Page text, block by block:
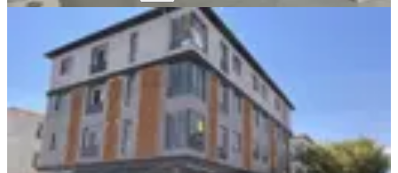
Remax Dem'den İnönü Mah.yerden
Isıtmalı Kiralık 2+0 Lüx Daireler
Merkez, İnönü Mahallesi
2+0
70 m² 3. Kat· 29.07.2026
25.000 ₺